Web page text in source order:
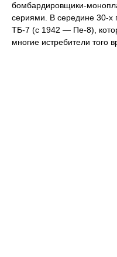
бомбардировщики-
сериями. В середине 30-х
ТБ-7 (с 1942 — Пе-8),
многие истребители того